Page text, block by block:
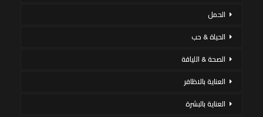
الحمل
الحياة & حب
الصحة & اللياقة
العناية بالاظافر
العناية بالبشرة